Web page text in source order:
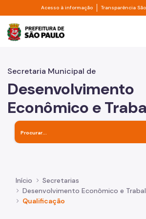
Pular para o Conteúdo principal
Acesso à informação Divisor de
Transparência
Prefeitura de São
Secretaria Municipal de
Desenvolvimento
Econômico e
Início
Secretarias
Desenvolvimento Econômico e
Qualificação